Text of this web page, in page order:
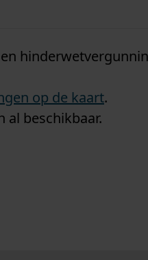
op de kaart.
al beschikbaar.